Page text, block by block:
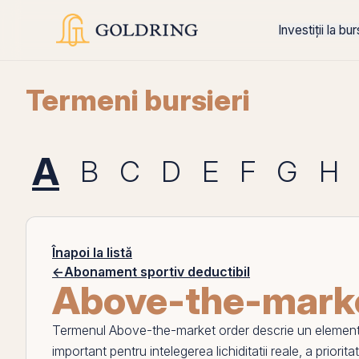
Investiții la
Termeni bursieri
A B C D E F G H
Înapoi la listă
←Abonament sportiv deductibil
Above-the-
Termenul Above-the-market order descrie un
important pentru intelegerea lichiditatii reale, a